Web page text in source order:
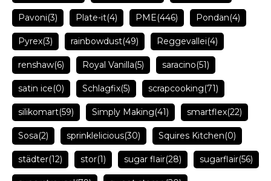
Pavoni(3) Plate-it(4) PME(446) Pondan(4)
Pyrex(3) rainbowdust(49) Reggevallei(4)
renshaw(6) Royal Vanilla(5) saracino(51)
satin ice(0) Schlagfix(5) scrapcooking(71)
silikomart(59) Simply Making(41) smartflex(22)
Sosa(2) sprinklelicious(30) Squires Kitchen(0)
städter(12) stor(1) sugar flair(28) sugarflair(56)